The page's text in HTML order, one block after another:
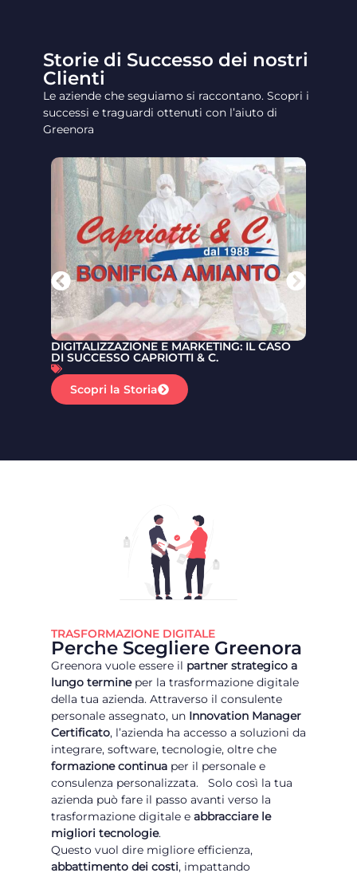
Storie di Successo dei nostri
Clienti
Le aziende che seguiamo si raccontano. Scopri i
successi e traguardi ottenuti con l’aiuto di
Greenora
DIGITALIZZAZIONE E MARKETING: IL CASO
DI SUCCESSO CAPRIOTTI & C.
Scopri la Storia
TRASFORMAZIONE DIGITALE
Perche Scegliere Greenora
Greenora vuole essere il partner strategico a
lungo termineper la trasformazione digitale
della tua azienda. Attraverso il consulente
personale assegnato, un Innovation Manager
Certificato, l’azienda ha accesso a soluzioni da
integrare, software, tecnologie, oltre che
formazione continua per il personale e
consulenza personalizzata. Solo così la tua
azienda può fare il passo avanti verso la
trasformazione digitale e abbracciare le
migliori tecnologie.
Questo vuol dire migliore efficienza,
abbattimento dei costi, impattando